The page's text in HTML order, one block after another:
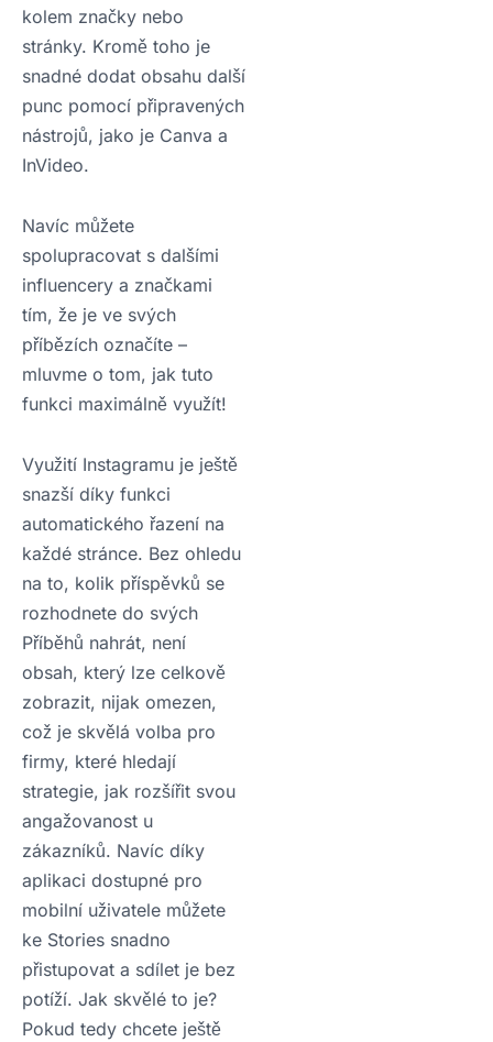
kolem značky nebo
stránky. Kromě toho je
snadné dodat obsahu další
punc pomocí připravených
nástrojů, jako je Canva a
InVideo.
Navíc můžete
spolupracovat s dalšími
influencery a značkami
tím, že je ve svých
příbězích označíte –
mluvme o tom, jak tuto
funkci maximálně využít!
Využití Instagramu je ještě
snazší díky funkci
automatického řazení na
každé stránce. Bez ohledu
na to, kolik příspěvků se
rozhodnete do svých
Příběhů nahrát, není
obsah, který lze celkově
zobrazit, nijak omezen,
což je skvělá volba pro
firmy, které hledají
strategie, jak rozšířit svou
angažovanost u
zákazníků. Navíc díky
aplikaci dostupné pro
mobilní uživatele můžete
ke Stories snadno
přistupovat a sdílet je bez
potíží. Jak skvělé to je?
Pokud tedy chcete ještě